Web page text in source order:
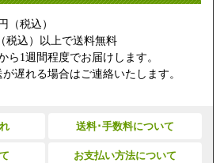
（税込）
税込）以上で送料無料
ら1週間程度でお届けします。
遅れる場合はご連絡いたします。
送料･手数料について
お支払い方法について